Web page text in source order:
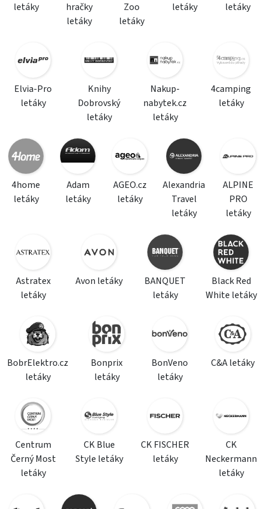
letáky
hračky
letáky
Zoo
letáky
letáky letáky
Elvia-Pro
letáky
Knihy
Dobrovský
letáky
Nakup-
nabytek.cz
letáky
4camping
letáky
4home
letáky
Adam
letáky
AGEO.cz
letáky
Alexandria
Travel
letáky
ALPINE
PRO
letáky
Astratex
letáky
Avon letáky
BANQUET
letáky
Black Red
White letáky
BobrElektro.cz
letáky
Bonprix
letáky
BonVeno
letáky
C&A letáky
Centrum
Černý Most
letáky
CK Blue
Style letáky
CK FISCHER
letáky
CK
Neckermann
letáky